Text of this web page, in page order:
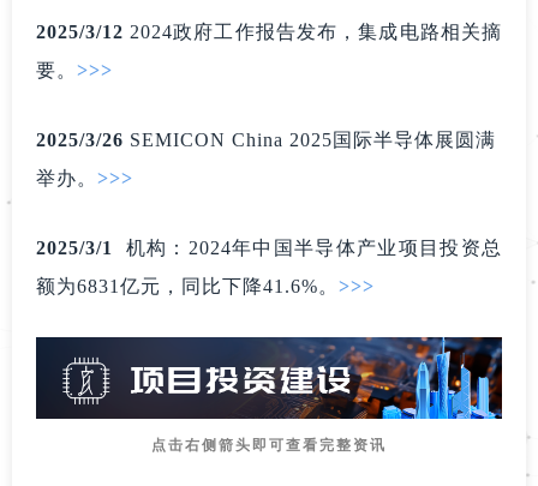
2025/3/12 2024政府工作报告发布，集成电路相关摘
要。 >>>
2025/3/26 SEMICON China 2025国际半导体展圆满
举办。 >>>
2025/3/1 机构：2024年中国半导体产业项目投资总
额为6831亿元，同比下降41.6%。 >>>
点击右侧箭头即可查看完整资讯